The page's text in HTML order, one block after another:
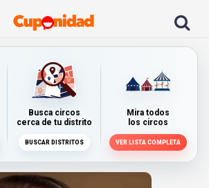
Busca circos
cerca de tu distrito
BUSCAR DISTRITOS
Mira todos
los circos
VER LISTA COMPLETA